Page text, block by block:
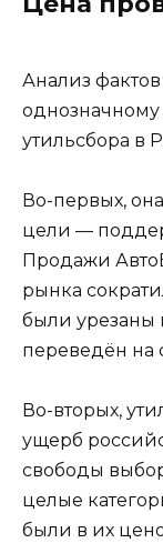
Анализ
утильсбора в
Во-первых,
цели —
Продажи
рынка
были урезаны
переведён на
Во-вторых,
ущерб
свободы
целые
были в их